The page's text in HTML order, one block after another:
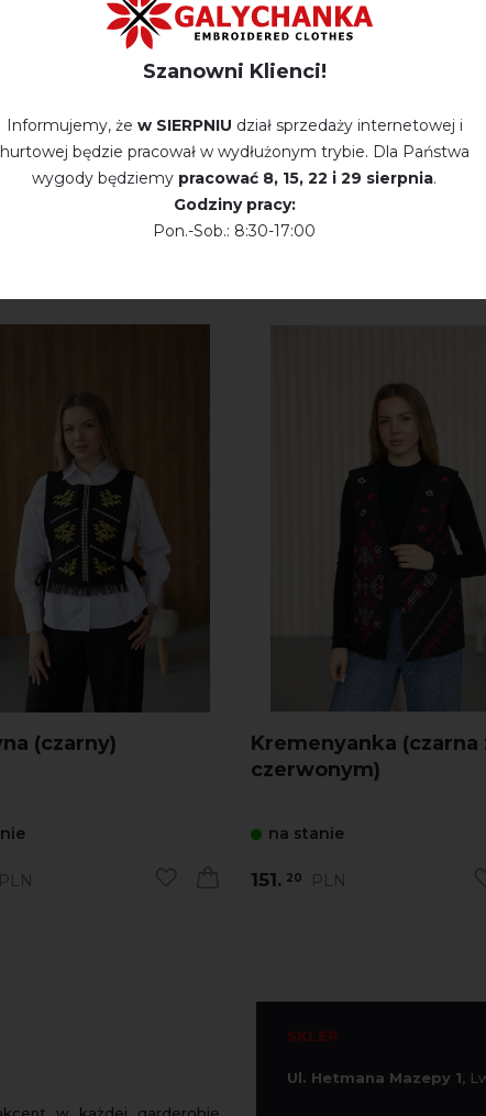
Немає відгуків про цей товар.
(czarny)
PLN
Kremenyanka (czarna
czerwonym)
na stanie
151. 20 PLN
w każdej garderobie.
SKLEP
Ul. Hetmana Mazepy 1,
Szanowni Klienci!
Informujemy, że w SIERPNIU dział sprzedaży internetowej i
hurtowej będzie pracował w wydłużonym trybie. Dla Państwa
wygody będziemy pracować 8, 15, 22 і 29 sierpnia.
Godziny pracy:
Pon.-Sob.: 8:30-17:00